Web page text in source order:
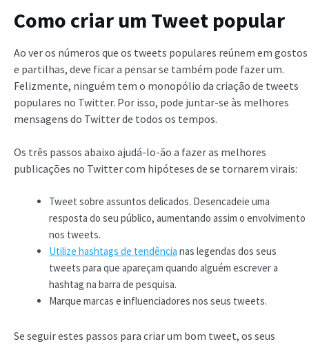
Como criar um Tweet popular
Ao ver os números que os tweets populares reúnem em gostos
e partilhas, deve ficar a pensar se também pode fazer um.
Felizmente, ninguém tem o monopólio da criação de tweets
populares no Twitter. Por isso, pode juntar-se às melhores
mensagens do Twitter de todos os tempos.
Os três passos abaixo ajudá-lo-ão a fazer as melhores
publicações no Twitter com hipóteses de se tornarem virais:
Tweet sobre assuntos delicados. Desencadeie uma
resposta do seu público, aumentando assim o envolvimento
nos tweets.
Utilize hashtags de tendência nas legendas dos seus
tweets para que apareçam quando alguém escrever a
hashtag na barra de pesquisa.
Marque marcas e influenciadores nos seus tweets.
Se seguir estes passos para criar um bom tweet, os seus